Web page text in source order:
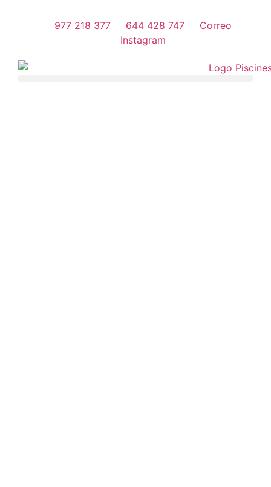
977 218 377 644 428 747
Correo
Instagram